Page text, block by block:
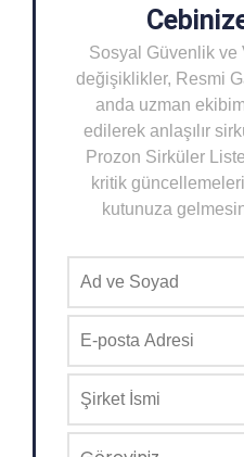
Sosyal Güvenlik ve
değişiklikler, Resmi
anda uzman
edilerek anlaşılır
Prozon Sirküler
kritik
kutunuza